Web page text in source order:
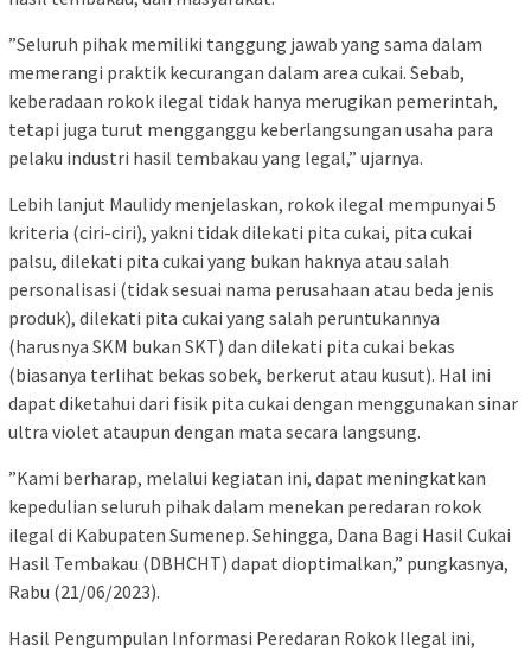
”Seluruh pihak memiliki tanggung jawab yang sama dalam
memerangi praktik kecurangan dalam area cukai. Sebab,
keberadaan rokok ilegal tidak hanya merugikan pemerintah,
tetapi juga turut mengganggu keberlangsungan usaha para
pelaku industri hasil tembakau yang legal,” ujarnya.
Lebih lanjut Maulidy menjelaskan, rokok ilegal mempunyai 5
kriteria (ciri-ciri), yakni tidak dilekati pita cukai, pita cukai
palsu, dilekati pita cukai yang bukan haknya atau salah
personalisasi (tidak sesuai nama perusahaan atau beda jenis
produk), dilekati pita cukai yang salah peruntukannya
(harusnya SKM bukan SKT) dan dilekati pita cukai bekas
(biasanya terlihat bekas sobek, berkerut atau kusut). Hal ini
dapat diketahui dari fisik pita cukai dengan menggunakan sinar
ultra violet ataupun dengan mata secara langsung.
”Kami berharap, melalui kegiatan ini, dapat meningkatkan
kepedulian seluruh pihak dalam menekan peredaran rokok
ilegal di Kabupaten Sumenep. Sehingga, Dana Bagi Hasil Cukai
Hasil Tembakau (DBHCHT) dapat dioptimalkan,” pungkasnya,
Rabu (21/06/2023).
Hasil Pengumpulan Informasi Peredaran Rokok Ilegal ini,